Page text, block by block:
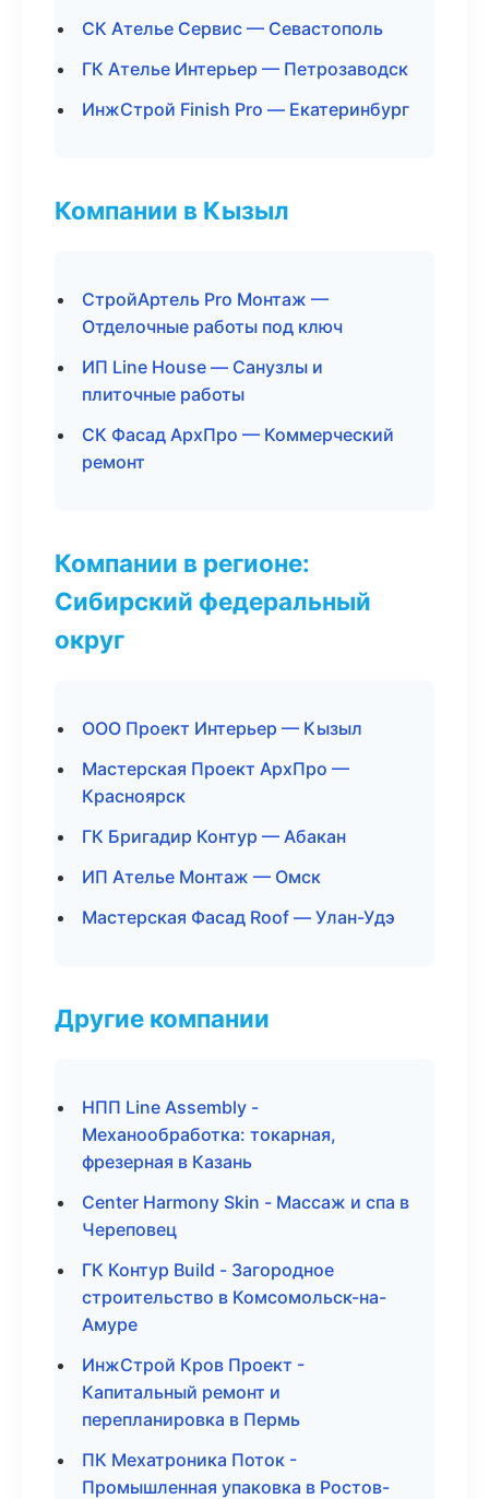
СК Ателье Сервис — Севастополь
ГК Ателье Интерьер — Петрозаводск
ИнжСтрой Finish Pro — Екатеринбург
Компании в Кызыл
СтройАртель Pro Монтаж —
Отделочные работы под ключ
ИП Line House — Санузлы и
плиточные работы
СК Фасад АрхПро — Коммерческий
ремонт
Компании в регионе:
Сибирский федеральный
округ
ООО Проект Интерьер — Кызыл
Мастерская Проект АрхПро —
Красноярск
ГК Бригадир Контур — Абакан
ИП Ателье Монтаж — Омск
Мастерская Фасад Roof — Улан-Удэ
Другие компании
НПП Line Assembly -
Механообработка: токарная,
фрезерная в Казань
Center Harmony Skin - Массаж и спа в
Череповец
ГК Контур Build - Загородное
строительство в Комсомольск-на-
Амуре
ИнжСтрой Кров Проект -
Капитальный ремонт и
перепланировка в Пермь
ПК Мехатроника Поток -
Промышленная упаковка в Ростов-